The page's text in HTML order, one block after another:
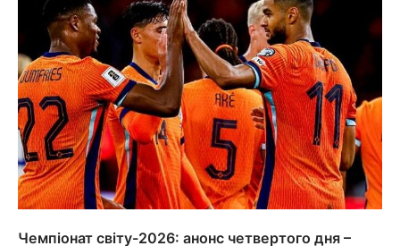
Чемпіонат світу-2026: анонс четвертого дня –